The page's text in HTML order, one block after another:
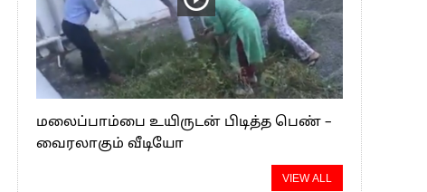
மலைப்பாம்பை உயிருடன் பிடித்த பெண் –
வைரலாகும் வீடியோ
VIEW ALL